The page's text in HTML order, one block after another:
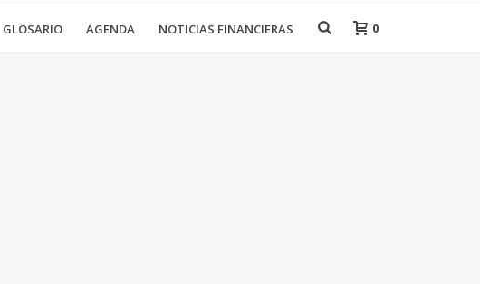
GLOSARIO AGENDA NOTICIAS FINANCIERAS 0